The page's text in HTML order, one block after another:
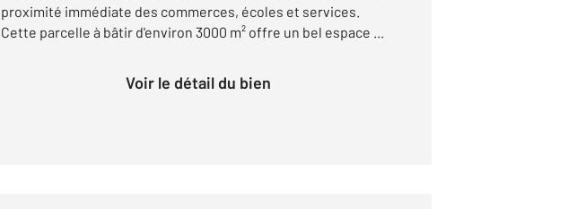
proximité immédiate des commerces, écoles et services.
Cette parcelle à bâtir d'environ 3000 m² offre un bel espace ...
Voir le détail du bien